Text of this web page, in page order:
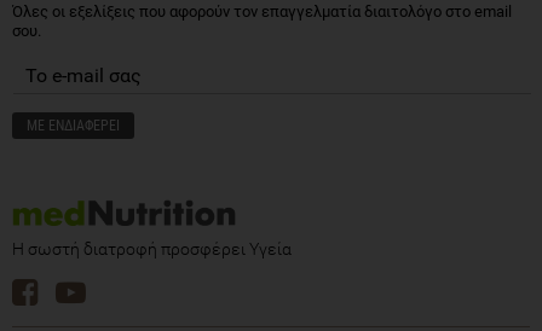
Όλες οι εξελίξεις που αφορούν τον επαγγελματία διαιτολόγο στο email
σου.
Η σωστή διατροφή προσφέρει Υγεία